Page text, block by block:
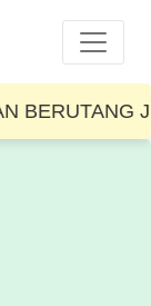
TIDAK